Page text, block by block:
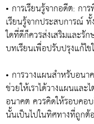
• การเรียนรู้จากอดีต: กา
เรียนรู้จากประสบการณ์
ใดที่ดีก็ควรส่งเสริมและรั
บทเรียนเพื่อปรับปรุงแก้ไ
• การวางแผนสำหรับอน
ช่วยให้เราได้วางแผนและ
อนาคต ควรคิดให้รอบคอ
นั้นเป็นไปในทิศทางที่ถูกต้